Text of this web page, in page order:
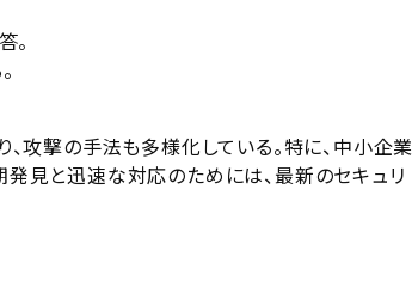
。
攻撃の手法も多様化している。特に、中小企業
見と迅速な対応のためには、最新のセキュリ